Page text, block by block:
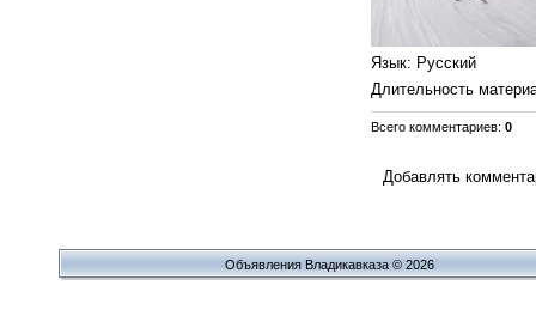
Язык: Русский
Длительность
Всего комментариев: 0
Добавлять
Объявления Владикавказа © 2026